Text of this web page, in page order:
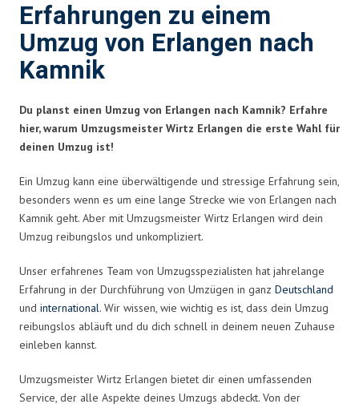
Erfahrungen zu einem
Umzug von Erlangen nach
Kamnik
Du planst einen Umzug von Erlangen nach Kamnik? Erfahre
hier, warum Umzugsmeister Wirtz Erlangen die erste Wahl für
deinen Umzug ist!
Ein Umzug kann eine überwältigende und stressige Erfahrung sein,
besonders wenn es um eine lange Strecke wie von Erlangen nach
Kamnik geht. Aber mit Umzugsmeister Wirtz Erlangen wird dein
Umzug reibungslos und unkompliziert.
Unser erfahrenes Team von Umzugsspezialisten hat jahrelange
Erfahrung in der Durchführung von Umzügen in ganz Deutschland
und international. Wir wissen, wie wichtig es ist, dass dein Umzug
reibungslos abläuft und du dich schnell in deinem neuen Zuhause
einleben kannst.
Umzugsmeister Wirtz Erlangen bietet dir einen umfassenden
Service, der alle Aspekte deines Umzugs abdeckt. Von der